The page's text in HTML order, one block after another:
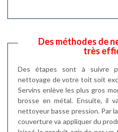
Des méthodes de
très
Des étapes sont à suivre
nettoyage de votre toit soit
Servins enlève les plus gros
brosse en métal. Ensuite, il
nettoyeur basse pression. Par
couverture va appliquer du